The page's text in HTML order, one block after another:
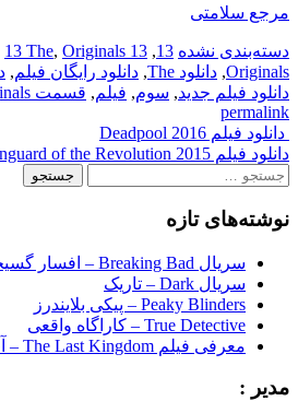
مرجع سلامتی
دسته‌بندی نشده 13
,
13 Originals
13 The, Originals فصل
Originals
, دانلود The , دانلود رایگان فیلم,
دانلود فیلم جدید, سوم, فیلم, قسمت Originals
permalink
Post
navigation
دانلود فیلم Deadpool 2016
دانلود فیلم The Black Panthers Vanguard of the Revolution 2015
جستجو
نوشته‌های تازه
سریال Breaking Bad – افسار گسیخته
سریال Dark – تاریک
Peaky Blinders – پیکی بلایندرز
True Detective – کاراگاه واقعی
معرفی فیلم The Last Kingdom – آخرین پادشاهی
مدیر :